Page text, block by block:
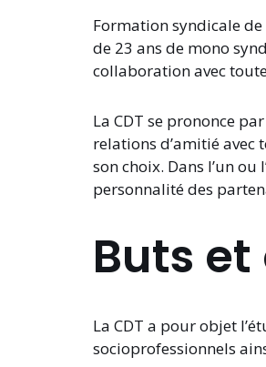
Formation syndicale de
de 23 ans de mono
collaboration avec
La CDT se prononce
relations d’amitié
son choix. Dans l’un
personnalité des
Buts
La CDT a pour objet
socioprofessionnels